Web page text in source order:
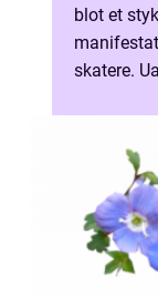
blot et
skatere.